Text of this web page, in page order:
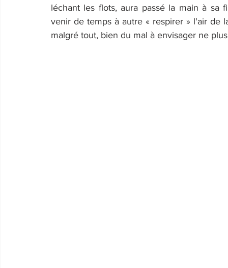
léchant les flots, aura passé la main à sa
venir de temps à autre « respirer » l'air
malgré tout, bien du mal à envisager ne